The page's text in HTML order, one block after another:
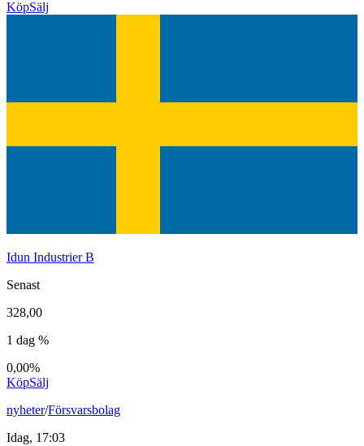
KöpSälj
Idun Industrier B
Senast
328,00
1 dag %
0,00%
KöpSälj
nyheter/Försvarsbolag
Idag, 17:03